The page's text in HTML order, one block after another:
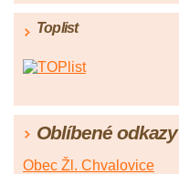
Toplist
Oblíbené odkazy
Obec Žl. Chvalovice